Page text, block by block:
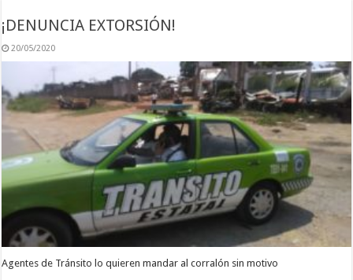
¡DENUNCIA EXTORSIÓN!
20/05/2020
Agentes de Tránsito lo quieren mandar al corralón sin motivo